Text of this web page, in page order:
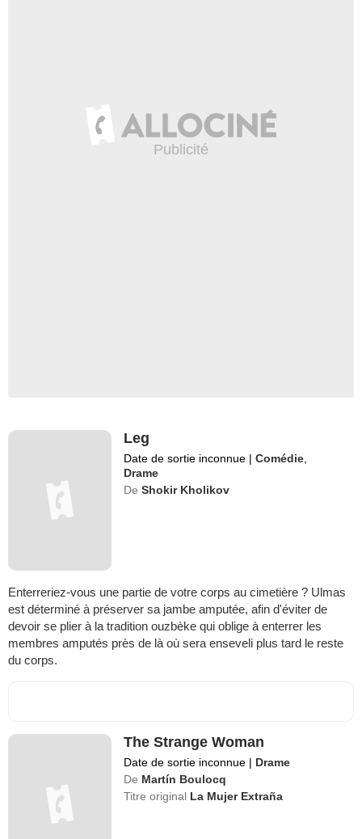
Leg
Date de sortie inconnue | Comédie,
Drame
De Shokir Kholikov
Enterreriez-vous une partie de votre corps au cimetière ? Ulmas
est déterminé à préserver sa jambe amputée, afin d'éviter de
devoir se plier à la tradition ouzbèke qui oblige à enterrer les
membres amputés près de là où sera enseveli plus tard le reste
du corps.
The Strange Woman
Date de sortie inconnue | Drame
De Martín Boulocq
Titre original La Mujer Extraña